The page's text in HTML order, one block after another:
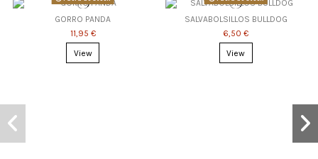
GORRO PANDA
11,95 €
View
SALVABOLSILLOS BULLDOG
6,50 €
View